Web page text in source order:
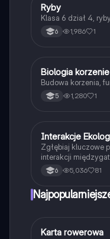
RBiologia
Ryby
Klasa 6 dział 4,
6 1,986 1
BBiologia
Biologia
Budowa korzenia,
5 1,280 1
Biologia
Interakcje
Zgłębiaj kluczowe
interakcji
komensalizm,
Dowiedz się o
oraz zależnościach
studentów biologii i
6 5,036 81
KTechnika
Karta rowerowa